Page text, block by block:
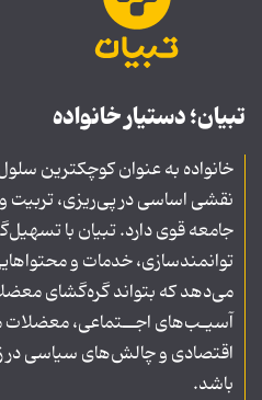
تبیان؛ دستیار خانواده
خانواده به عنوان کوچکترین
نقشی اساسی در پی‌ریزی، تربیت
جامعه قوی دارد. تبیان با
توانمندسازی، خدمات و محتواهایی
می‌دهد که بتواند گره‌گشای
آسیـب‌های اجــتماعی،
اقتصادی و چالش‌های سیاسی در
باشد.